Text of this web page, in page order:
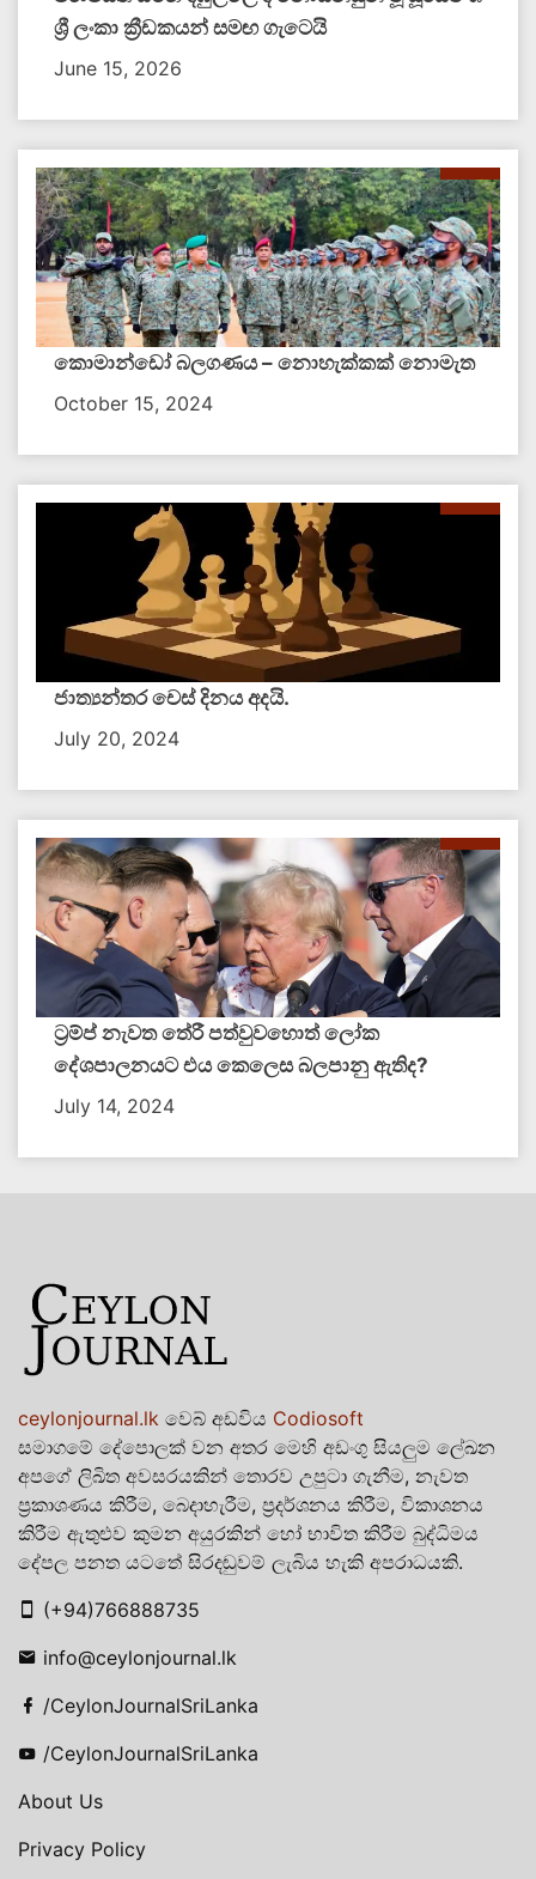
ශ්‍රී ලංකා ක්‍රීඩකයන් සමඟ ගැටෙයි
June 15, 2026
කොමාන්ඩෝ බලගණය – නොහැක්කක් නොමැත​
October 15, 2024
ජාත්‍යන්තර චෙස් දිනය අදයි.
July 20, 2024
ට්‍රම්ප් නැවත තේරී පත්වුවහොත් ලෝක
දේශපාලනයට එය කෙලෙස බලපානු ඇතිද​?
July 14, 2024
ceylonjournal.lk වෙබ් අඩවිය Codiosoft
සමාගමේ දේපොලක් වන අතර මෙහි අඩංගු සියලුම ලේඛන
අපගේ ලිඛිත අවසරයකින් තොරව උපුටා ගැනීම, නැවත
ප්‍රකාශණය කිරීම, බෙදාහැරීම, ප්‍රදර්ශනය කිරීම, විකාශනය
කිරීම ඇතුළුව කුමන අයුරකින් හෝ භාවිත කිරීම බුද්ධිමය
දේපල පනත යටතේ සිරදඬුවම් ලැබිය හැකි අපරාධයකි.
(+94)766888735
info@ceylonjournal.lk
/CeylonJournalSriLanka
/CeylonJournalSriLanka
About Us
Privacy Policy